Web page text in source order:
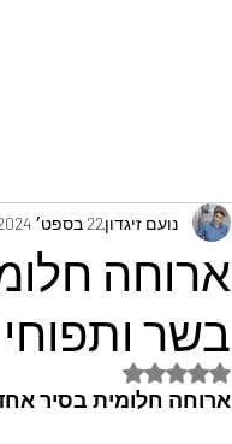
ארוחה
בשר
נועם זיגדון22 בספט׳ 2024
דירוג של NaN מתוך 5 כוכבים
ארוחה חלומית בסיר